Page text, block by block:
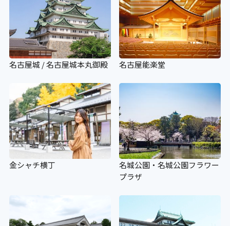
名古屋城 / 名古屋城本丸御殿 名古屋能楽堂
金シャチ横丁
名城公園・名城公園フラワー
プラザ